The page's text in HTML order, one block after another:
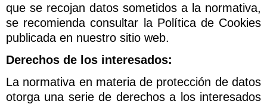
que se recojan datos sometidos a la normativa,
se recomienda consultar la Política de Cookies
publicada en nuestro sitio web.
Derechos de los interesados:
La normativa en materia de protección de datos
otorga una serie de derechos a los interesados